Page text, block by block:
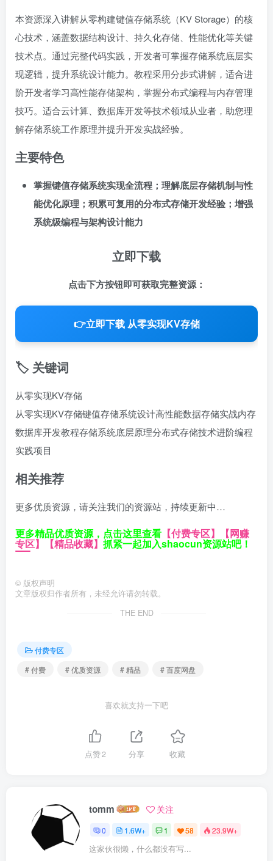
本资源深入讲解从零构建键值存储系统（KV Storage）的核
心技术，涵盖数据结构设计、持久化存储、性能优化等关键
技术点。通过完整代码实践，开发者可掌握存储系统底层实
现逻辑，提升系统设计能力。教程采用分步式讲解，适合进
阶开发者学习高性能存储架构，掌握分布式编程与内存管理
技巧。适合云计算、数据库开发等技术领域从业者，助您理
解存储系统工作原理并提升开发实战经验。
主要特色
掌握键值存储系统实现全流程；理解底层存储机制与性
能优化原理；积累可复用的分布式存储开发经验；增强
系统级编程与架构设计能力
立即下载
点击下方按钮即可获取完整资源：
👉立即下载 从零实现KV存储
🏷️ 关键词
从零实现KV存储
从零实现KV存储键值存储系统设计高性能数据存储实战内存
数据库开发教程存储系统底层原理分布式存储技术进阶编程
实践项目
相关推荐
更多优质资源，请关注我们的资源站，持续更新中…
更多精品优质资源，点击这里查看 【付费专区】 【网赚
专区】 【精品收藏】 抓紧一起加入shaocun资源站吧！
© 版权声明
文章版权归作者所有，未经允许请勿转载。
THE END
付费专区
# 付费
# 优质资源 # 精品 # 百度网盘
喜欢就支持一下吧
点赞2 分享 收藏
tomm 关注
0 1.6W+ 1 58 23.9W+
这家伙很懒，什么都没有写...